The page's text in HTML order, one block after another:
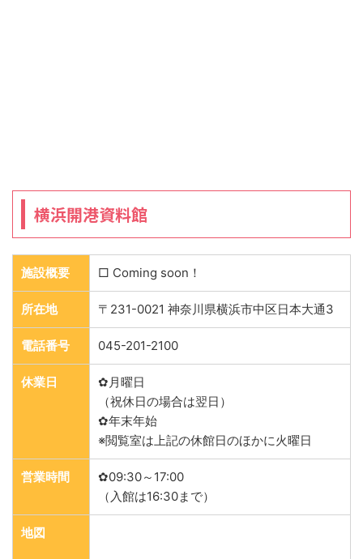
横浜開港資料館
施設概要 □ Coming soon！
所在地 〒231-0021 神奈川県横浜市中区日本大通3
電話番号 045-201-2100
休業日
✿月曜日
（祝休日の場合は翌日）
✿年末年始
※閲覧室は上記の休館日のほかに火曜日
営業時間
✿09:30～17:00
（入館は16:30まで）
地図